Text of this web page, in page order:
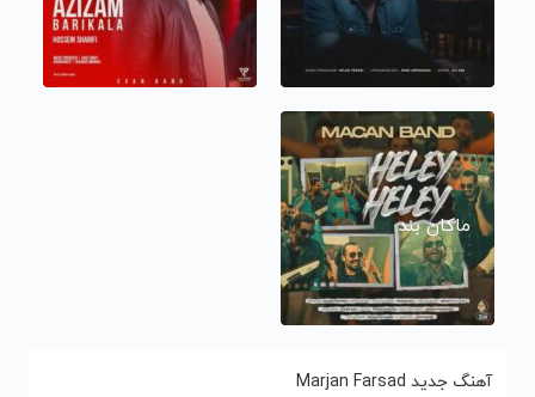
ماکان بند
آهنگ جدید Marjan Farsad